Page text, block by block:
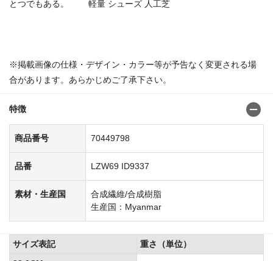
とつでもある。 軽量 シューズ 人工芝
※掲載画像の仕様・デザイン・カラー等が予告なく変更される場
合があります。あらかじめご了承下さい。
特徴
商品番号 70449798
品番 LZW69 ID9337
素材・生産国
合成繊維/合成樹脂
生産国：Myanmar
サイズ表記
重さ（単位）